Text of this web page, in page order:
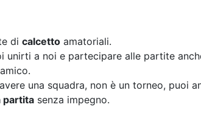
di calcetto amatoriali.
unirti a noi e partecipare alle partite
una squadra, non è un torneo, puoi
partita senza impegno.